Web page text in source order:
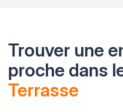
Trouver une
proche dans
Terrasse